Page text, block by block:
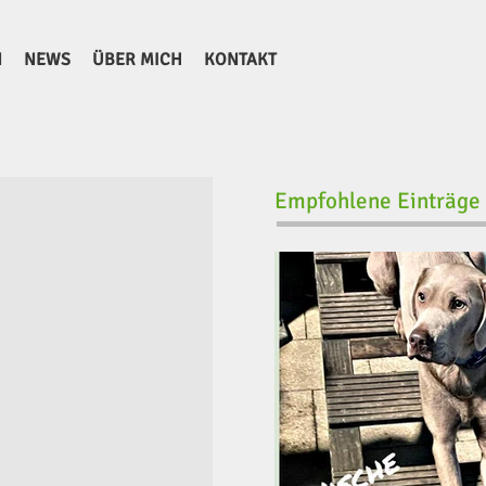
NEWS ÜBER MICH KONTAKT
Empfohlene Einträge